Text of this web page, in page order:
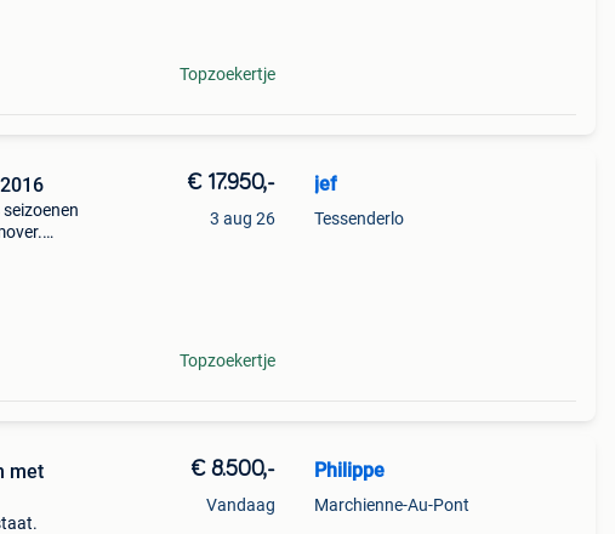
Topzoekertje
€ 17.950,-
3 aug 26
Topzoekertje
jef
Tessenderlo
met
€ 8.500,-
Vandaag
Philippe
Marchienne-Au-Pont